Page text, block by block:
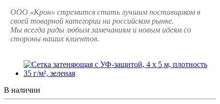
ООО «Крон» стремится стать лучшим поставщиком в
своей товарной категории на российском рынке.
Мы всегда рады любым замечаниям и новым идеям со
стороны наших клиентов.
В наличии